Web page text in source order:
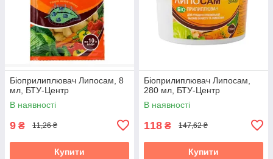
Біоприлиплювач Липосам, 8
мл, БТУ-Центр
В наявності
9 ₴ 11,26 ₴
Купити
Біоприлиплювач Липосам,
280 мл, БТУ-Центр
В наявності
118 ₴ 147,62 ₴
Купити